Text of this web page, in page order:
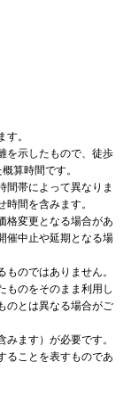
。
を示したもので、徒歩
算時間です。
帯によって異なりま
間を含みます。
格変更となる場合があ
催中止や延期となる場
のではありません。
ものをそのまま利用し
のとは異なる場合がご
ます）が必要です。
ることを表すものであ